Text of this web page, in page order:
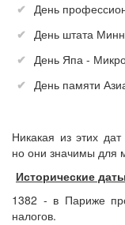
День
День штата
День Япа -
День памяти
Никакая из этих
но они значимы для
Исторические даты
1382 - в Париже
налогов.